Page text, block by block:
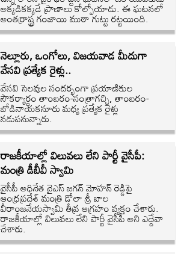
అక్కడికక్కడే ప్రాణాలు కోల్పోయాడు. ఈ ఘటనలో
అంతర్రాష్ట్ర గంజాయి ముఠా గుట్టు రట్టయింది.
నెల్లూరు, ఒంగోలు, విజయవాడ మీదుగా
వేసవి ప్రత్యేక రైళ్లు..
వేసవి సెలవుల సందర్భంగా ప్రయాణికుల
సౌకర్యార్ధం తాంబరం-సంత్రాగచ్చి, తాంబరం-
బోడినాయకనూరు మధ్య ప్రత్యేక రైళ్లు
నడుపనున్నారు.
రాజకీయాల్లో విలువలు లేని పార్టీ వైసీపీ:
మంత్రి డీబీవీ స్వామి
వైసీపీ అధినేత వైఎస్ జగన్ మోహన్ రెడ్డిపై
ఆంధ్రప్రదేశ్ మంత్రి డోలా శ్రీ బాల
వీరాంజనేయస్వామి తీవ్ర ఆగ్రహం వ్యక్తం చేశారు.
రాజకీయాల్లో విలువలు లేని పార్టీ వైసీపీ అని ఎద్దేవా
చేశారు.